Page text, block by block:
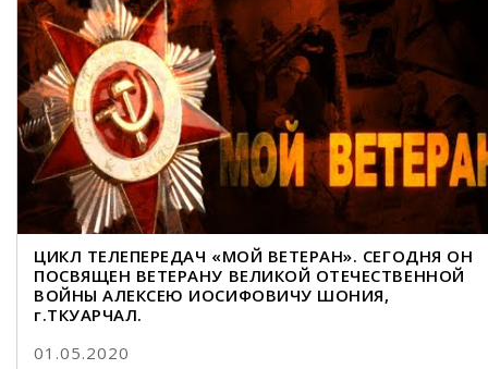
ЦИКЛ ТЕЛЕПЕРЕДАЧ «МОЙ ВЕТЕРАН». СЕГОДНЯ ОН
ПОСВЯЩЕН ВЕТЕРАНУ ВЕЛИКОЙ ОТЕЧЕСТВЕННОЙ
ВОЙНЫ АЛЕКСЕЮ ИОСИФОВИЧУ ШОНИЯ,
г.ТКУАРЧАЛ.
01.05.2020